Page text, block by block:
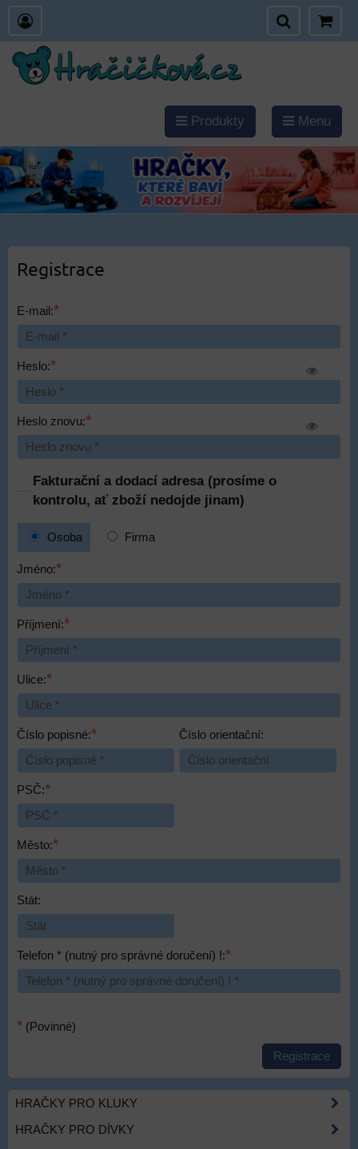
Produkty Menu
Registrace
E-mail:*
Heslo:*
Heslo znovu:*
Fakturační a dodací adresa (prosíme o
kontrolu, ať zboží nedojde jinam)
Osoba Firma
Jméno:*
Příjmení:*
Ulice:*
Číslo popisné:* Číslo orientační:
PSČ:*
Město:*
Stát:
Telefon * (nutný pro správné doručení) !:*
* (Povinné)
Registrace
HRAČKY PRO KLUKY
HRAČKY PRO DÍVKY